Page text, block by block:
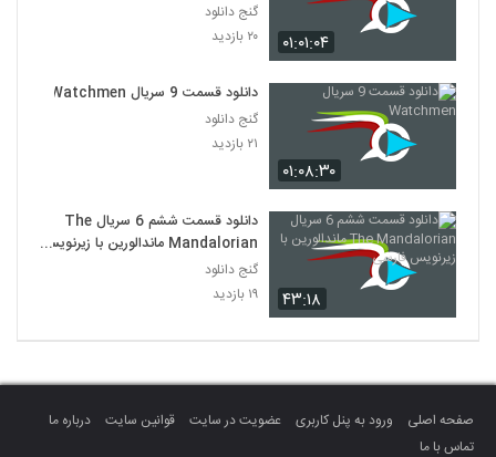
۰۱:۰۱:۰۴
گنج دانلود
۲۰ بازدید
۰۱:۰۸:۳۰
دانلود قسمت 9 سریال Watchmen
گنج دانلود
۲۱ بازدید
۴۳:۱۸
دانلود قسمت ششم 6 سریال The
Mandalorian ماندالورین با زیرنویس
فارسی
گنج دانلود
۱۹ بازدید
صفحه اصلی ورود به پنل کاربری عضویت در سایت قوانین سایت
درباره ما
تماس با ما